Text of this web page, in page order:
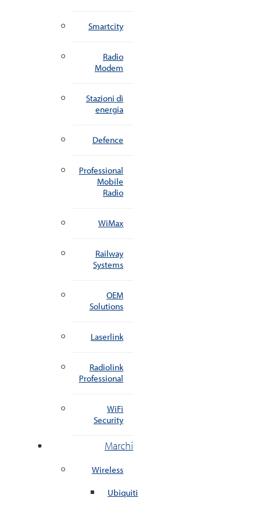
Smartcity
Radio
Modem
Stazioni di
energia
Defence
Professional
Mobile
Radio
WiMax
Railway
Systems
OEM
Solutions
Laserlink
Radiolink
Professional
WiFi
Security
Marchi
Wireless
Ubiquiti